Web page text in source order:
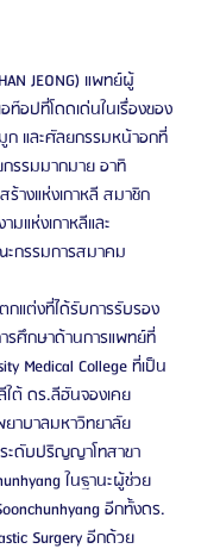
ท๊อปที่โดดเด่นในเรื่องของ
และศัลยกรรมหน้าอกที่
รรมมากมาย อาทิ
างแห่งเกาหลี สมาชิก
แห่งเกาหลีและ
กรรมการสมาคม
ารศึกษาด้านการแพทย์ที่
Medical College ที่เป็น
ใต้ ดร.ลีฮันจองเคย
าบาลมหาวิทยาลัย
ระดับปริญญาโทสาขา
ในฐานะผู้ช่วย
อีกทั้งดร.
Surgery อีกด้วย